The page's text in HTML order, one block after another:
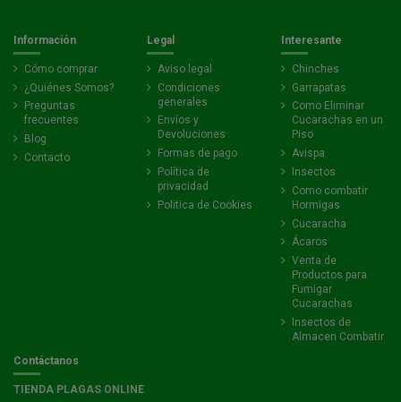
Información
Cómo comprar
¿Quiénes Somos?
Preguntas
frecuentes
Blog
Contacto
Legal
Aviso legal
Condiciones
generales
Envíos y
Devoluciones
Formas de pago
Política de
privacidad
Politica de Cookies
Interesante
Chinches
Garrapatas
Como Eliminar
Cucarachas en un
Piso
Avispa
Insectos
Como combatir
Hormigas
Cucaracha
Ácaros
Venta de
Productos para
Fumigar
Cucarachas
Insectos de
Almacen Combatir
Contáctanos
TIENDA PLAGAS ONLINE